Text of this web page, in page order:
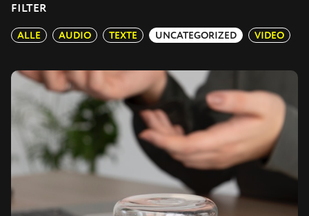
FILTER
ALLE AUDIO TEXTE UNCATEGORIZED VIDEO